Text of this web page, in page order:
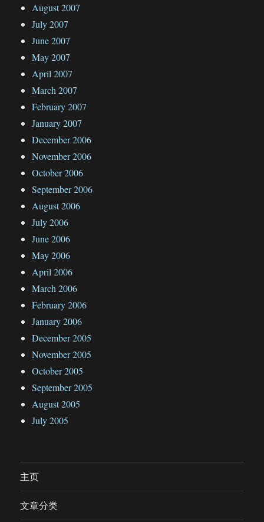
August 2007
July 2007
June 2007
May 2007
April 2007
March 2007
February 2007
January 2007
December 2006
November 2006
October 2006
September 2006
August 2006
July 2006
June 2006
May 2006
April 2006
March 2006
February 2006
January 2006
December 2005
November 2005
October 2005
September 2005
August 2005
July 2005
主页
文章分类